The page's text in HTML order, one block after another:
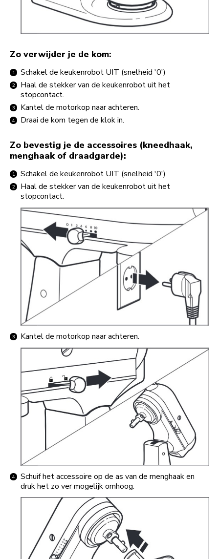
Zo verwijder je de kom:
Schakel de keukenrobot UIT (snelheid '0')
Haal de stekker van de keukenrobot uit het
stopcontact.
Kantel de motorkop naar achteren.
Draai de kom tegen de klok in.
Zo bevestig je de accessoires (kneedhaak,
menghaak of draadgarde):
Schakel de keukenrobot UIT (snelheid '0')
Haal de stekker van de keukenrobot uit het
stopcontact.
Kantel de motorkop naar achteren.
Schuif het accessoire op de as van de menghaak en
druk het zo ver mogelijk omhoog.